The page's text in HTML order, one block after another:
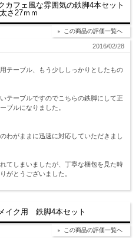
カフェ風な雰囲気の鉄脚4本セット
さ27ｍｍ
この商品の評価一覧へ
2016/02/28
テーブル、もう少ししっかりとしたもの
テーブルですのでこちらの鉄脚にして正
ブルになりました。
わがままに迅速に対応していただきまし
てしまいましたが、丁寧な梱包を見た時
がとうございました。
イク用 鉄脚4本セット
この商品の評価一覧へ